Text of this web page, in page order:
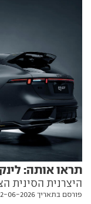
תראו אותה:
היצרנית הסינית
למשפחתית
פורסם בתאריך 22-06-2026